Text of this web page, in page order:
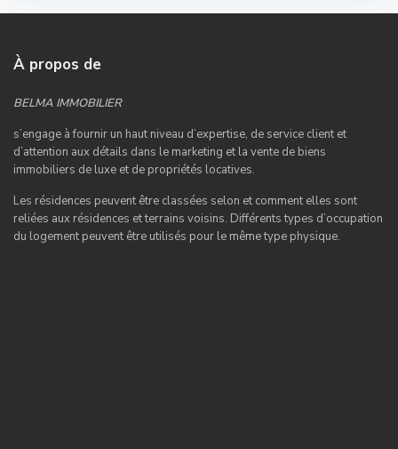
À propos de
BELMA IMMOBILIER
s’engage à fournir un haut niveau d’expertise, de service client et
d’attention aux détails dans le marketing et la vente de biens
immobiliers de luxe et de propriétés locatives.
Les résidences peuvent être classées selon et comment elles sont
reliées aux résidences et terrains voisins. Différents types d’occupation
du logement peuvent être utilisés pour le même type physique.